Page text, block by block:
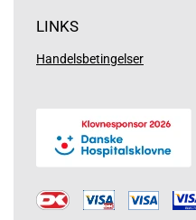
LINKS
Handelsbetingelser